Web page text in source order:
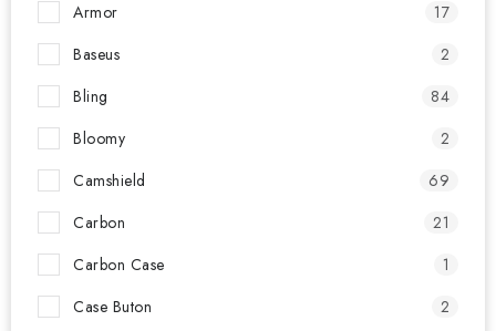
Armor
17
Baseus
2
Bling
84
Bloomy
2
Camshield
69
Carbon
21
Carbon Case
1
Case Buton
2